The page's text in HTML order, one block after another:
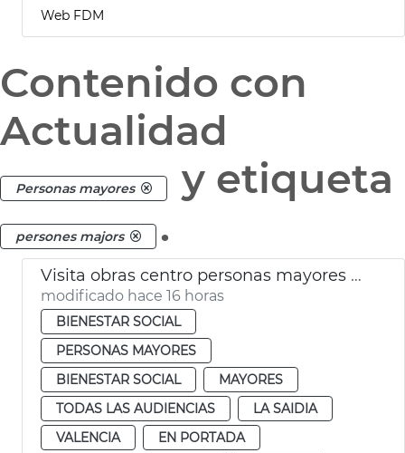
Web FDM
Contenido con
Actualidad
Personas mayores y etiqueta
persones majors .
Visita obras centro personas mayores Sant Antoni València
modificado hace 16 horas
BIENESTAR SOCIAL
PERSONAS MAYORES
BIENESTAR SOCIAL
MAYORES
TODAS LAS AUDIENCIAS
LA SAIDIA
VALENCIA
EN PORTADA